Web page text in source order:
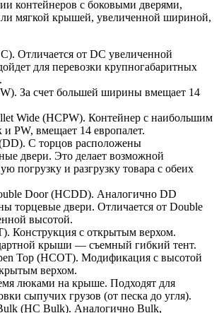
контейнеров с боковыми дверями,
мягкой крышей, увеличенной шириной,
Отличается от DC увеличенной
для перевозки крупногабаритных
За счет большей ширины вмещает 14
Wide (HCPW). Контейнер с наибольшим
PW, вмещает 14 европалет.
С торцов расположены
двери. Это делает возможной
погрузку и разгрузку товара с обеих
Door (HCDD). Аналогично DD
торцевые двери. Отличается от Double
высотой.
Конструкция с открытым верхом.
крыши — съемный гибкий тент.
Top (HCOT). Модификация с высотой
верхом.
люками на крыше. Подходят для
сыпучих грузов (от песка до угля).
(HC Bulk). Аналогично Bulk,